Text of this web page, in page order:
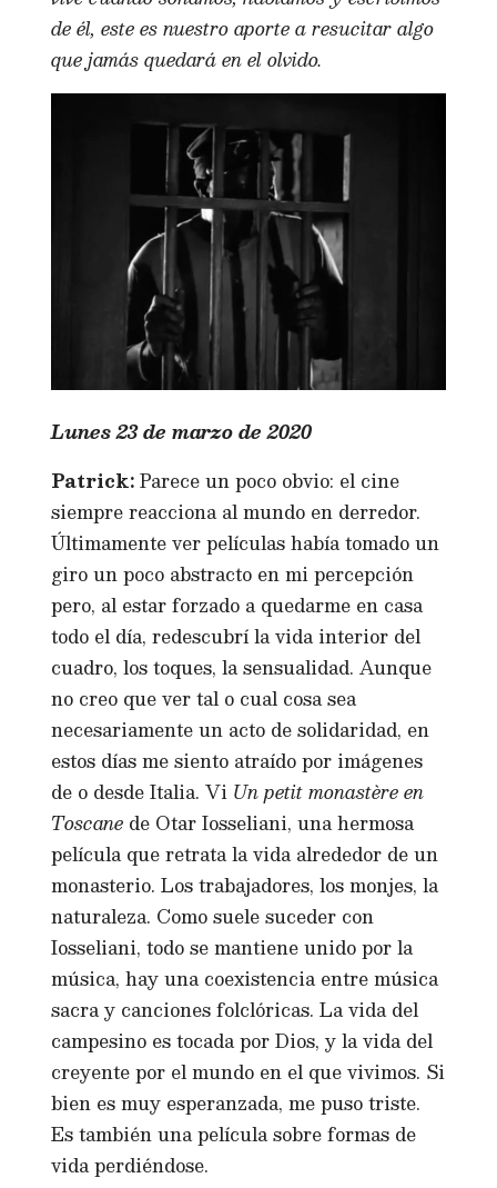
de él, este es nuestro aporte a resucitar algo
que jamás quedará en el olvido.
Lunes 23 de marzo de 2020
Patrick:Parece un poco obvio: el cine
siempre reacciona al mundo en derredor.
Últimamente ver películas había tomado un
giro un poco abstracto en mi percepción
pero, al estar forzado a quedarme en casa
todo el día, redescubrí la vida interior del
cuadro, los toques, la sensualidad. Aunque
no creo que ver tal o cual cosa sea
necesariamente un acto de solidaridad, en
estos días me siento atraído por imágenes
de o desde Italia. Vi Un petit monastère en
Toscane de Otar Iosseliani, una hermosa
película que retrata la vida alrededor de un
monasterio. Los trabajadores, los monjes, la
naturaleza. Como suele suceder con
Iosseliani, todo se mantiene unido por la
música, hay una coexistencia entre música
sacra y canciones folclóricas. La vida del
campesino es tocada por Dios, y la vida del
creyente por el mundo en el que vivimos. Si
bien es muy esperanzada, me puso triste.
Es también una película sobre formas de
vida perdiéndose.